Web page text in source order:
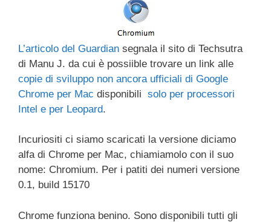
b
o
o
k
d
s
e
dI
n
e
gr
a
m
A
p
p
vi
di
L’articolo del Guardian segnala il sito di Techsutra
di Manu J. da cui è possiible trovare un link alle
copie di sviluppo non ancora ufficiali di Google
Chrome per Mac disponibili solo per processori
Intel e per Leopard.
Incuriositi ci siamo scaricati la versione diciamo
alfa di Chrome per Mac, chiamiamolo con il suo
nome: Chromium. Per i patiti dei numeri versione
0.1, build 15170
Chrome funziona benino. Sono disponibili tutti gli